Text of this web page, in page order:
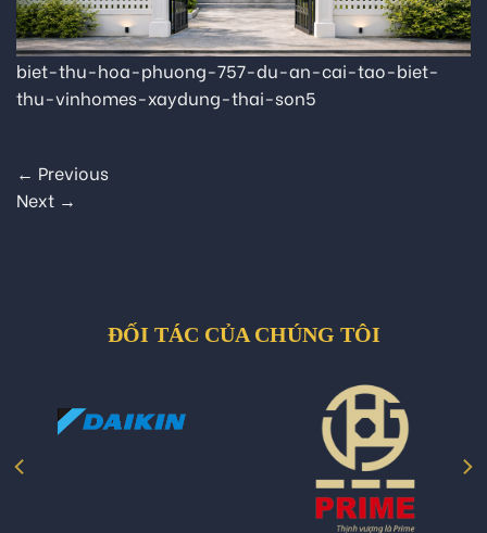
biet-thu-hoa-phuong-757-du-an-cai-tao-biet-
thu-vinhomes-xaydung-thai-son5
← Previous
Next →
ĐỐI TÁC CỦA CHÚNG TÔI